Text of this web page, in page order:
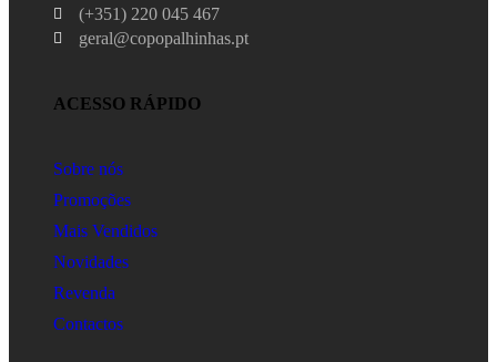
(+351) 220 045 467
geral@copopalhinhas.pt
ACESSO RÁPIDO
Sobre nós
Promoções
Mais Vendidos
Novidades
Revenda
Contactos